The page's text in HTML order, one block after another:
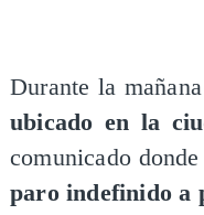
Durante la
ubicado en la
comunicado
paro indefinido a